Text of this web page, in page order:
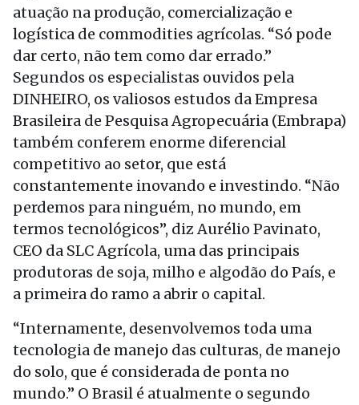
atuação na produção, comercialização e
logística de commodities agrícolas. “Só pode
dar certo, não tem como dar errado.”
Segundos os especialistas ouvidos pela
DINHEIRO, os valiosos estudos da Empresa
Brasileira de Pesquisa Agropecuária (Embrapa)
também conferem enorme diferencial
competitivo ao setor, que está
constantemente inovando e investindo. “Não
perdemos para ninguém, no mundo, em
termos tecnológicos”, diz Aurélio Pavinato,
CEO da SLC Agrícola, uma das principais
produtoras de soja, milho e algodão do País, e
a primeira do ramo a abrir o capital.
“Internamente, desenvolvemos toda uma
tecnologia de manejo das culturas, de manejo
do solo, que é considerada de ponta no
mundo.” O Brasil é atualmente o segundo